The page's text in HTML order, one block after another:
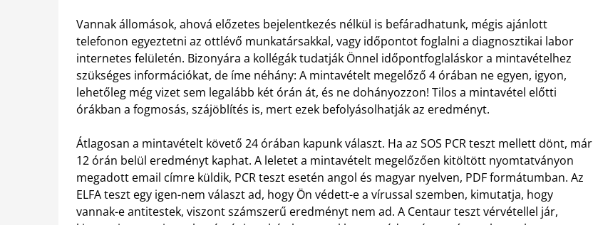
Vannak állomások, ahová előzetes bejelentkezés nélkül is befáradhatunk, mégis ajánlott
telefonon egyeztetni az ottlévő munkatársakkal, vagy időpontot foglalni a diagnosztikai labor
internetes felületén. Bizonyára a kollégák tudatják Önnel időpontfoglaláskor a mintavételhez
szükséges információkat, de íme néhány: A mintavételt megelőző 4 órában ne egyen, igyon,
lehetőleg még vizet sem legalább két órán át, és ne dohányozzon! Tilos a mintavétel előtti
órákban a fogmosás, szájöblítés is, mert ezek befolyásolhatják az eredményt.
Átlagosan a mintavételt követő 24 órában kapunk választ. Ha az SOS PCR teszt mellett dönt, már
12 órán belül eredményt kaphat. A leletet a mintavételt megelőzően kitöltött nyomtatványon
megadott email címre küldik, PCR teszt esetén angol és magyar nyelven, PDF formátumban. Az
ELFA teszt egy igen-nem választ ad, hogy Ön védett-e a vírussal szemben, kimutatja, hogy
vannak-e antitestek, viszont számszerű eredményt nem ad. A Centaur teszt vérvétellel jár,